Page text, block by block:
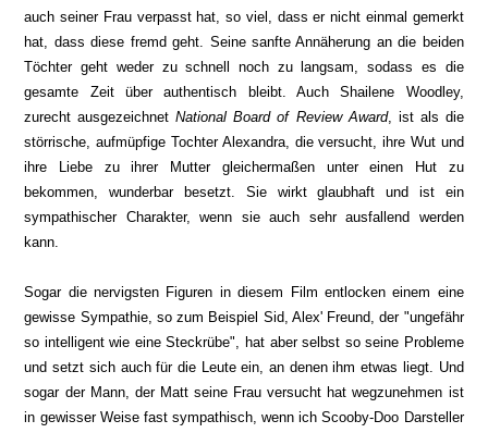
auch seiner Frau verpasst hat, so viel, dass er nicht einmal gemerkt
hat, dass diese fremd geht. Seine sanfte Annäherung an die beiden
Töchter geht weder zu schnell noch zu langsam, sodass es die
gesamte Zeit über authentisch bleibt. Auch Shailene Woodley,
zurecht ausgezeichnetNational Board of Review Award, ist als die
störrische, aufmüpfige Tochter Alexandra, die versucht, ihre Wut und
ihre Liebe zu ihrer Mutter gleichermaßen unter einen Hut zu
bekommen, wunderbar besetzt. Sie wirkt glaubhaft und ist ein
sympathischer Charakter, wenn sie auch sehr ausfallend werden
kann.
Sogar die nervigsten Figuren in diesem Film entlocken einem eine
gewisse Sympathie, so zum Beispiel Sid, Alex' Freund, der "ungefähr
so intelligent wie eine Steckrübe", hat aber selbst so seine Probleme
und setzt sich auch für die Leute ein, an denen ihm etwas liegt. Und
sogar der Mann, der Matt seine Frau versucht hat wegzunehmen ist
in gewisser Weise fast sympathisch, wenn ich Scooby-Doo Darsteller